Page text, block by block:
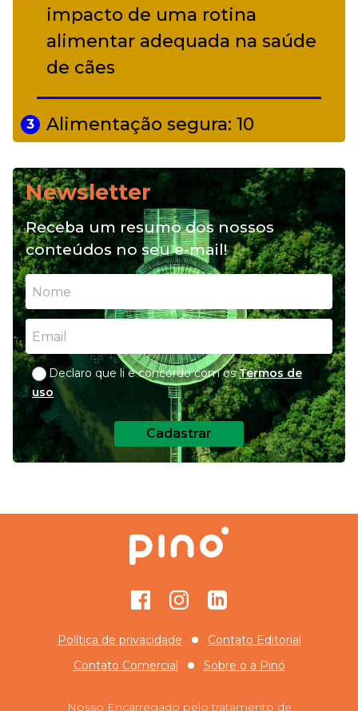
impacto de uma rotina
alimentar adequada na saúde
de cães
3
Alimentação segura: 10
4
Alimentação natural e mix
feeding: conheça essas opções
para nutrição do seu pet
Newsletter
Receba um resumo dos nossos
conteúdos no seu e-mail!
Declaro que li e concordo com os Termos de
uso
Cadastrar
FacebookInstagramGitHub
Política de privacidade
Contato Editorial
Contato Comercial
Sobre o a Pinó
Nosso Encarregado pelo tratamento de